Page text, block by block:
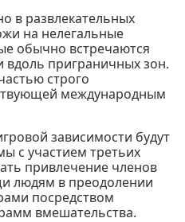
в развлекательных
на нелегальные
обычно встречаются
вдоль приграничных зон.
строго
международным
зависимости будут
с участием третьих
привлечение членов
людям в преодолении
посредством
вмешательства.